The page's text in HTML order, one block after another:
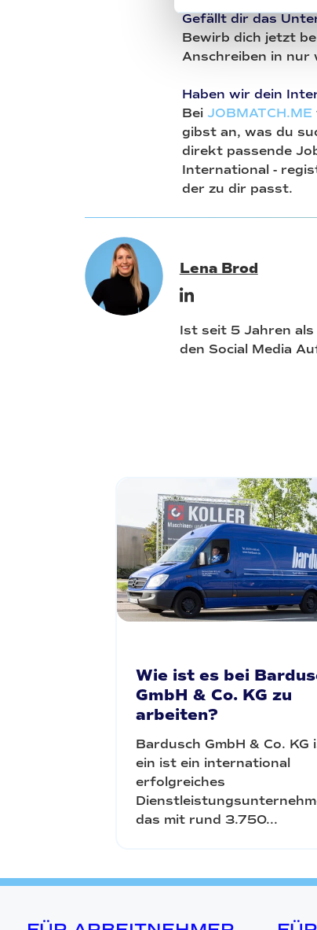
Gefällt dir das
Bewirb dich jetzt
Anschreiben in nur
Haben wir dein
Bei JOBMATCH.ME
gibst an, was du
direkt passende
International -
der zu dir passt.
Lena Brod
Ist seit 5 Jahren
den Social Media
Wie ist es bei
GmbH & Co. KG zu
arbeiten?
Bardusch GmbH & Co. KG
ein ist ein international
erfolgreiches
das mit rund 3.750...